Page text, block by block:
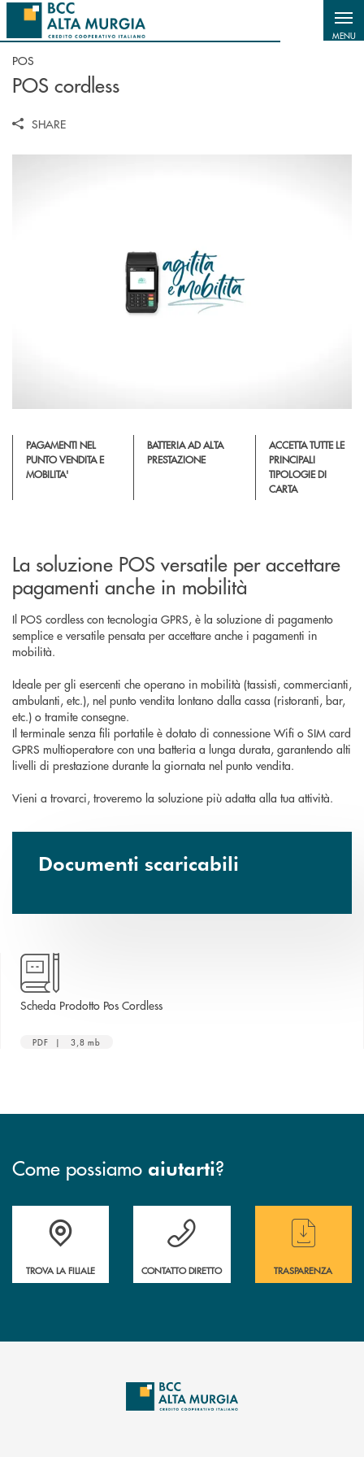
Salta al contenuto principale
MENU
POS
POS cordless
SHARE
PAGAMENTI NEL
PUNTO VENDITA E
MOBILITA'
BATTERIA AD ALTA
PRESTAZIONE
ACCETTA TUTTE LE
PRINCIPALI
TIPOLOGIE DI
CARTA
La soluzione POS versatile per accettare
pagamenti anche in mobilità
Il POS cordless con tecnologia GPRS, è la soluzione di pagamento
semplice e versatile pensata per accettare anche i pagamenti in
mobilità.
Ideale per gli esercenti che operano in mobilità (tassisti, commercianti,
ambulanti, etc.), nel punto vendita lontano dalla cassa (ristoranti, bar,
etc.) o tramite consegne.
Il terminale senza fili portatile è dotato di connessione Wifi o SIM card
GPRS multioperatore con una batteria a lunga durata, garantendo alti
livelli di prestazione durante la giornata nel punto vendita.
Vieni a trovarci, troveremo la soluzione più adatta alla tua attività.
Documenti scaricabili
Scheda Prodotto Pos Cordlessapre una nuova finestra
PDF | 3,8 mb
Come possiamo aiutarti?
Accedi all' elenco completo delle filiali
TROVA LA FILIALE
Hai bisogno di assistenza immediata ?
CONTATTO DIRETTO
Hai bisogno di
TRASPARENZA